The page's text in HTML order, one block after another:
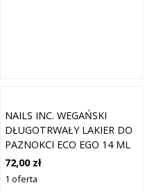
NAILS INC. WEGAŃSKI
DŁUGOTRWAŁY LAKIER DO
PAZNOKCI ECO EGO 14 ML
72,00 zł
1 oferta